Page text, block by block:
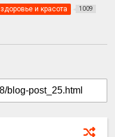
здоровье и красота 1009